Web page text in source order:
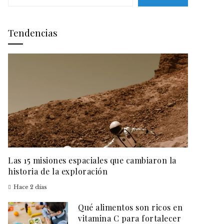
Tendencias
Las 15 misiones espaciales que cambiaron la
historia de la exploración
Hace 2 días
Qué alimentos son ricos en
vitamina C para fortalecer